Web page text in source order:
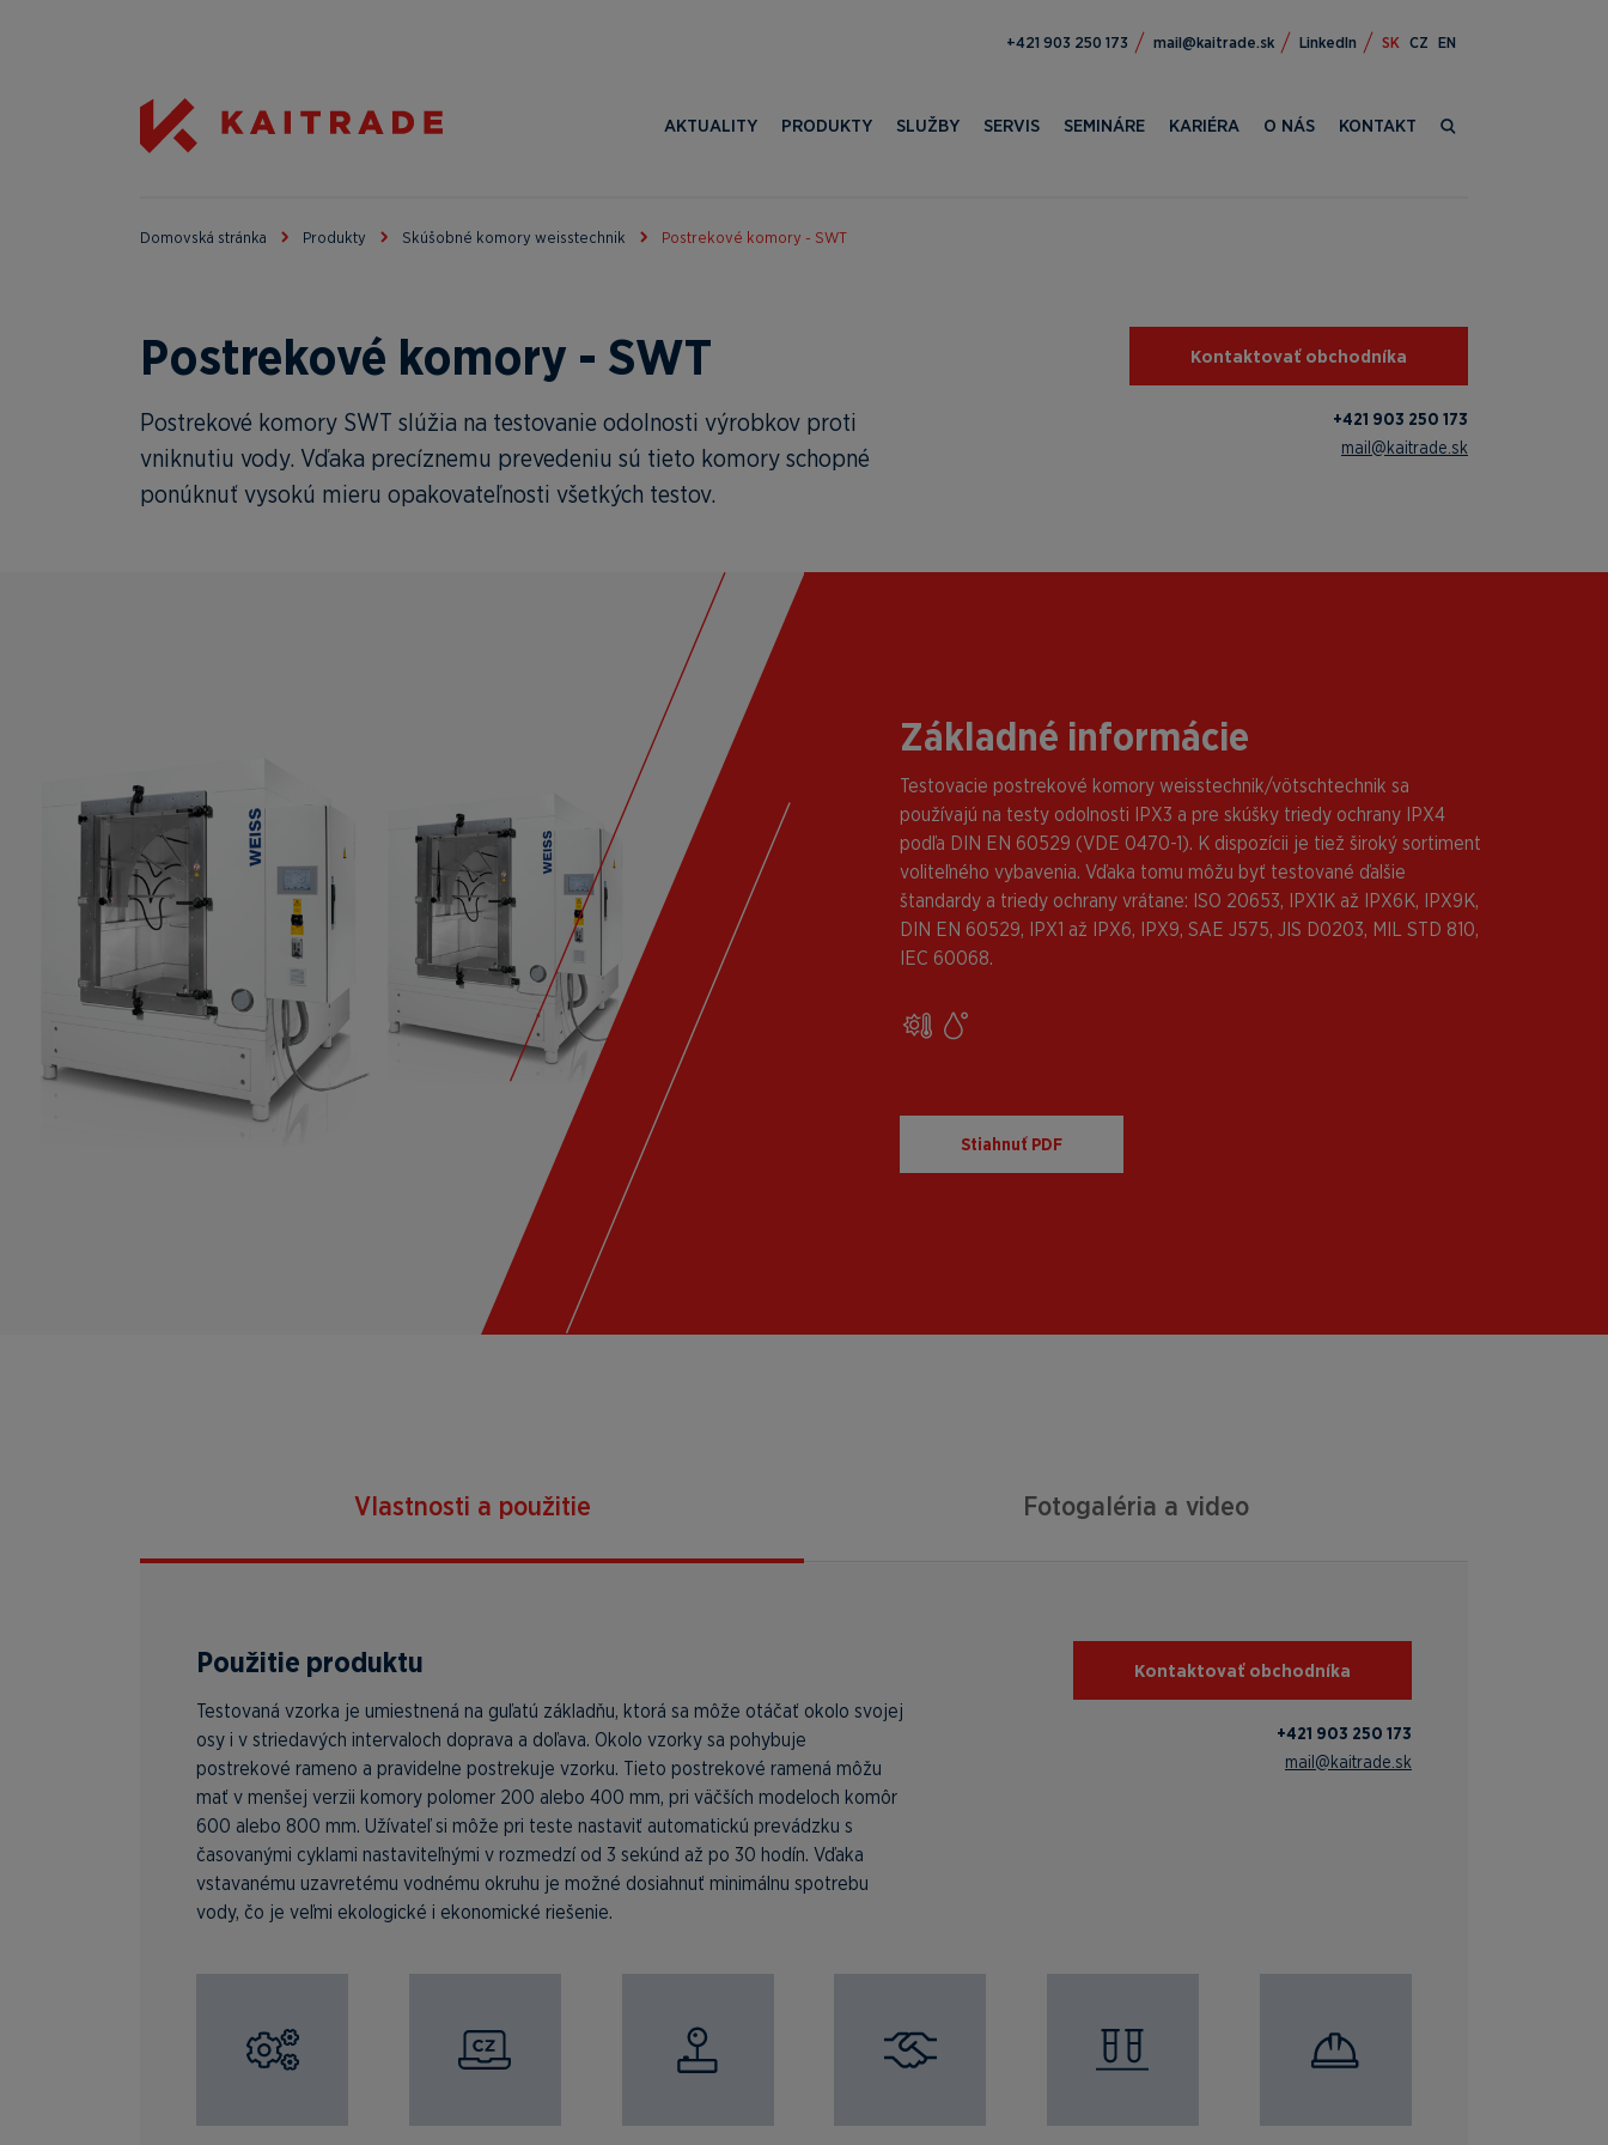
371 052 309 124+ ks.edartiak@liam LinkedIn SK CZ EN
AKTUALITY PRODUKTY SLUŽBY SERVIS SEMINÁRE KARIÉRA O NÁS KONTAKT
Domovská stránka Produkty Skúšobné komory weisstechnik Postrekové komory - SWT
Postrekové komory - SWT
Postrekové komory SWT slúžia na testovanie odolnosti výrobkov proti
vniknutiu vody. Vďaka precíznemu prevedeniu sú tieto komory schopné
ponúknuť vysokú mieru opakovateľnosti všetkých testov.
Kontaktovať obchodníka
+421 903 250 173
mail@kaitrade.sk
Základné informácie
Testovacie postrekové komory weisstechnik/vötschtechnik sa
používajú na testy odolnosti IPX3 a pre skúšky triedy ochrany IPX4
podľa DIN EN 60529 (VDE 0470-1). K dispozícii je tiež široký sortiment
voliteľného vybavenia. Vďaka tomu môžu byť testované ďalšie
štandardy a triedy ochrany vrátane: ISO 20653, IPX1K až IPX6K, IPX9K,
DIN EN 60529, IPX1 až IPX6, IPX9, SAE J575, JIS D0203, MIL STD 810,
IEC 60068.
Stiahnuť PDF
Vlastnosti a použitie Fotogaléria a video
Použitie produktu
Testovaná vzorka je umiestnená na guľatú základňu, ktorá sa môže otáčať okolo svojej
osy i v striedavých intervaloch doprava a doľava. Okolo vzorky sa pohybuje
postrekové rameno a pravidelne postrekuje vzorku. Tieto postrekové ramená môžu
mať v menšej verzii komory polomer 200 alebo 400 mm, pri väčších modeloch komôr
600 alebo 800 mm. Užívateľ si môže pri teste nastaviť automatickú prevádzku s
časovanými cyklami nastaviteľnými v rozmedzí od 3 sekúnd až po 30 hodín. Vďaka
vstavanému uzavretému vodnému okruhu je možné dosiahnuť minimálnu spotrebu
vody, čo je veľmi ekologické i ekonomické riešenie.
Kontaktovať obchodníka
+421 903 250 173
mail@kaitrade.sk